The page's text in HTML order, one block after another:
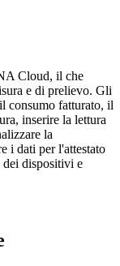
Cloud, il che
e di prelievo. Gli
consumo fatturato, il
inserire la lettura
la
i dati per l'attestato
dei dispositivi e